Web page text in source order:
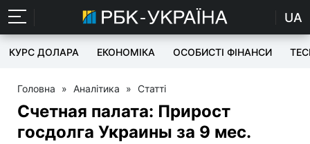
UA
КУРС ДОЛАРА ЕКОНОМІКА ОСОБИСТІ ФІНАНСИ
Головна » Аналітика » Статті
Счетная палата: Прирост
госдолга Украины за 9 мес.